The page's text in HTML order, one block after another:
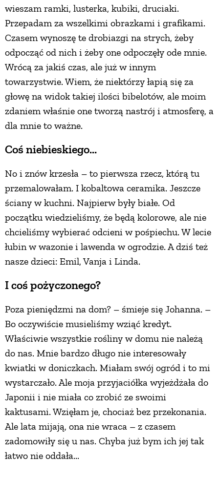
wieszam ramki, lusterka, kubiki, druciaki.
Przepadam za wszelkimi obrazkami i grafikami.
Czasem wynoszę te drobiazgi na strych, żeby
odpocząć od nich i żeby one odpoczęły ode mnie.
Wrócą za jakiś czas, ale już w innym
towarzystwie. Wiem, że niektórzy łapią się za
głowę na widok takiej ilości bibelotów, ale moim
zdaniem właśnie one tworzą nastrój i atmosferę, a
dla mnie to ważne.
Coś niebieskiego...
No i znów krzesła – to pierwsza rzecz, którą tu
przemalowałam. I kobaltowa ceramika. Jeszcze
ściany w kuchni. Najpierw były białe. Od
początku wiedzieliśmy, że będą kolorowe, ale nie
chcieliśmy wybierać odcieni w pośpiechu. W lecie
łubin w wazonie i lawenda w ogrodzie. A dziś też
nasze dzieci: Emil, Vanja i Linda.
I coś pożyczonego?
Poza pieniędzmi na dom? – śmieje się Johanna. –
Bo oczywiście musieliśmy wziąć kredyt.
Właściwie wszystkie rośliny w domu nie należą
do nas. Mnie bardzo długo nie interesowały
kwiatki w doniczkach. Miałam swój ogród i to mi
wystarczało. Ale moja przyjaciółka wyjeżdżała do
Japonii i nie miała co zrobić ze swoimi
kaktusami. Wzięłam je, chociaż bez przekonania.
Ale lata mijają, ona nie wraca – z czasem
zadomowiły się u nas. Chyba już bym ich jej tak
łatwo nie oddała...